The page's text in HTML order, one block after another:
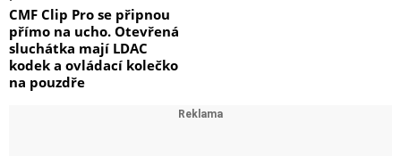
CMF Clip Pro se připnou
přímo na ucho. Otevřená
sluchátka mají LDAC
kodek a ovládací kolečko
na pouzdře